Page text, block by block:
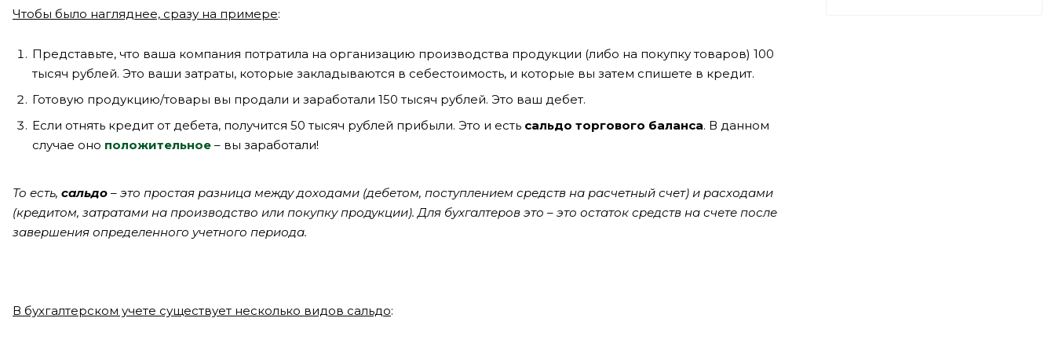
Чтобы было нагляднее, сразу на примере:
Представьте, что ваша компания потратила на организацию производства продукции (либо на покупку товаров) 100
тысяч рублей. Это ваши затраты, которые закладываются в себестоимость, и которые вы затем спишете в кредит.
Готовую продукцию/товары вы продали и заработали 150 тысяч рублей. Это ваш дебет.
Если отнять кредит от дебета, получится 50 тысяч рублей прибыли. Это и есть сальдо торгового баланса. В данном
случае оно положительное – вы заработали!
То есть, сальдо – это простая разница между доходами (дебетом, поступлением средств на расчетный счет) и расходами
(кредитом, затратами на производство или покупку продукции). Для бухгалтеров это – это остаток средств на счете после
завершения определенного учетного периода.
В бухгалтерском учете существует несколько видов сальдо: